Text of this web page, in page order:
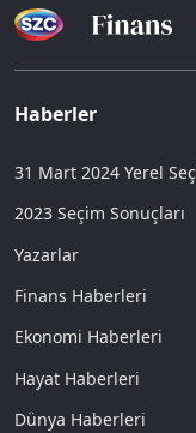
Haberler
31 Mart 2024 Yerel
2023 Seçim Sonuçları
Yazarlar
Finans Haberleri
Ekonomi Haberleri
Hayat Haberleri
Dünya Haberleri